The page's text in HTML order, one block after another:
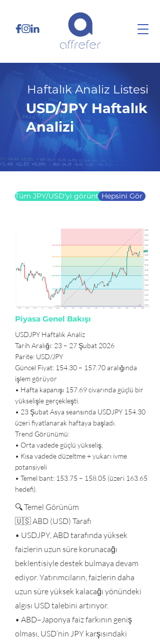
Haftalık Analiz Listesi
USD/JPY Haftalık
Analizi
23.02.26
Tüm JPY/USD'yi görüntüleHepsini Gör
Piyasa Genel Bakışı
USDJPY Haftalık Analiz
Tarih Aralığı: 23 – 27 Şubat 2026
Parite: USD/JPY
Güncel Fiyat: 154.30 – 157.70 aralığında
işlem görüyor
• Hafta kapanışı 157.69 civarında güçlü bir
yükselişle gerçekleşti.
• 23 Şubat Asya seansında USDJPY 154.30
üzeri fiyatlanarak haftaya başladı.
Trend Görünümü:
• Orta vadede güçlü yükseliş,
• Kısa vadede düzeltme + yukarı ivme
potansiyeli
• Temel bant: 153.75 – 158.05 (üzeri 163.65
hedefi).
🔍 Temel Görünüm
🇺🇸 ABD (USD) Tarafı
• USDJPY, ABD tarafında yüksek
faizlerin uzun süre korunacağı
beklentisiyle destek bulmaya devam
ediyor. Yatırımcıların, faizlerin daha
uzun süre yüksek kalacağı yönündeki
algısı USD talebini artırıyor.
• ABD–Japonya faiz farkının geniş
olması, USD’nin JPY karşısındaki